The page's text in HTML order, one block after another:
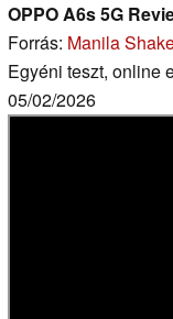
OPPO A6s 5G
Forrás: Manila
Egyéni teszt, online
05/02/2026